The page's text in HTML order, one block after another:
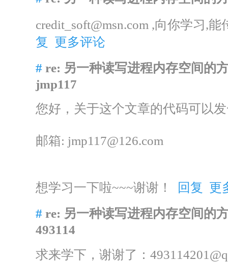
credit_soft@msn.com ,向你学习,
复 更多评论
# re: 另一种读写进程内存空间的
jmp117
您好，关于这个文章的代码可以
邮箱: jmp117@126.com
想学习一下啦~~~谢谢！ 回复 更
# re: 另一种读写进程内存空间的
493114
求来学下，谢谢了：